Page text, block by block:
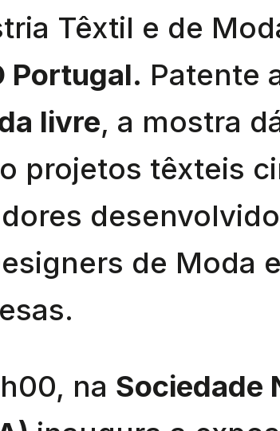
Têxtil e de
Portugal. Patente
livre, a mostra
projetos têxteis
de Moda
na Sociedade